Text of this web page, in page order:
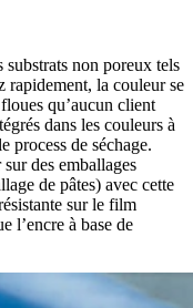
non poreux tels
rapidement, la couleur se
qu’aucun client
dans les couleurs à
process de séchage.
des emballages
de pâtes) avec cette
sur le film
l’encre à base de